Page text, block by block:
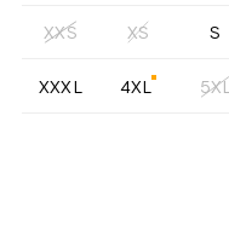
XXS XS S
XXXL 4XL 5XL